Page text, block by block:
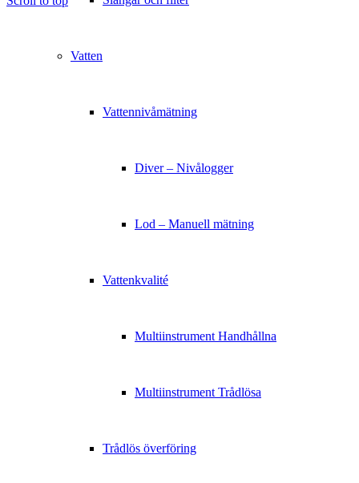
Vatten
Vattennivåmätning
Diver – Nivålogger
Lod – Manuell mätning
Vattenkvalité
Multiinstrument Handhållna
Multiinstrument Trådlösa
Trådlös överföring